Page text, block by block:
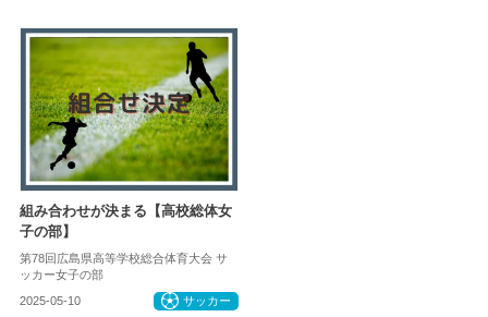
組み合わせが決まる【高校総体女
子の部】
第78回広島県高等学校総合体育大会 サ
ッカー女子の部
2025-05-10 サッカー